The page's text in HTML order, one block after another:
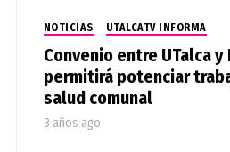
NOTICIAS UTALCATV INFORMA
Convenio entre UTalca
permitirá potenciar
salud comunal
3 años ago